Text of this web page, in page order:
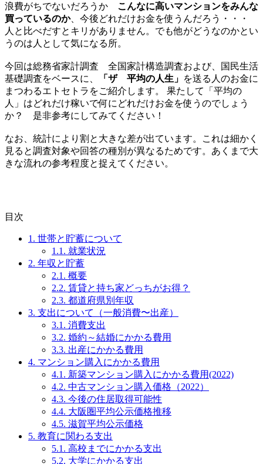
浪費がちでないだろうか こんなに高いマンションをみんな
買っているのか、今後どれだけお金を使うんだろう・・・
人と比べだすとキリがありません。でも他がどうなのかとい
うのは人として気になる所。
今回は総務省家計調査 全国家計構造調査および、国民生活
基礎調査をベースに、
「ザ 平均の人生」 を送る人のお金に
まつわるエトセトラをご紹介します。 果たして「平均の
人」はどれだけ稼いで何にどれだけお金を使うのでしょう
か？ 是非参考にしてみてください！
なお、統計により割と大きな差が出ています。これは細かく
見ると調査対象や回答の種別が異なるためです。あくまで大
きな流れの参考程度と捉えてください。
目次
1. 世帯と貯蓄について
1.1. 就業状況
2. 年収と貯蓄
2.1. 概要
2.2. 賃貸と持ち家どっちがお得？
2.3. 都道府県別年収
3. 支出について（一般消費〜出産）
3.1. 消費支出
3.2. 婚約～結婚にかかる費用
3.3. 出産にかかる費用
4. マンション購入にかかる費用
4.1. 新築マンション購入にかかる費用(2022)
4.2. 中古マンション購入価格（2022）
4.3. 今後の住居取得可能性
4.4. 大阪圏平均公示価格推移
4.5. 滋賀平均公示価格
5. 教育に関わる支出
5.1. 高校までにかかる支出
5.2. 大学にかかる支出